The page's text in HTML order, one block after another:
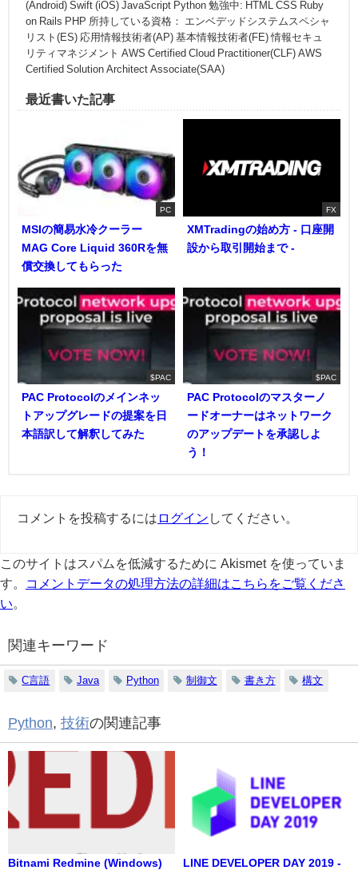
(Android) Swift (iOS) JavaScript Python 勉強中: HTML CSS Ruby
on Rails PHP 所持している資格： エンベデッドシステムスペシャ
リスト(ES) 応用情報技術者(AP) 基本情報技術者(FE) 情報セキュ
リティマネジメント AWS Certified Cloud Practitioner(CLF) AWS
Certified Solution Architect Associate(SAA)
最近書いた記事
PC
MSIの簡易水冷クーラー
MAG Core Liquid 360Rを無
償交換してもらった
FX
XMTradingの始め方 - 口座開
設から取引開始まで -
$PAC
PAC Protocolのメインネッ
トアップグレードの提案を日
本語訳して解釈してみた
$PAC
PAC Protocolのマスターノ
ードオーナーはネットワーク
のアップデートを承認しよ
う！
コメントを投稿するには ログイン してください。
このサイトはスパムを低減するために Akismet を使っていま
す。
コメントデータの処理方法の詳細はこちらをご覧くださ
い。
関連キーワード
C言語 Java Python 制御文 書き方 構文
Python, 技術の関連記事
Bitnami Redmine (Windows)
LINE DEVELOPER DAY 2019 -